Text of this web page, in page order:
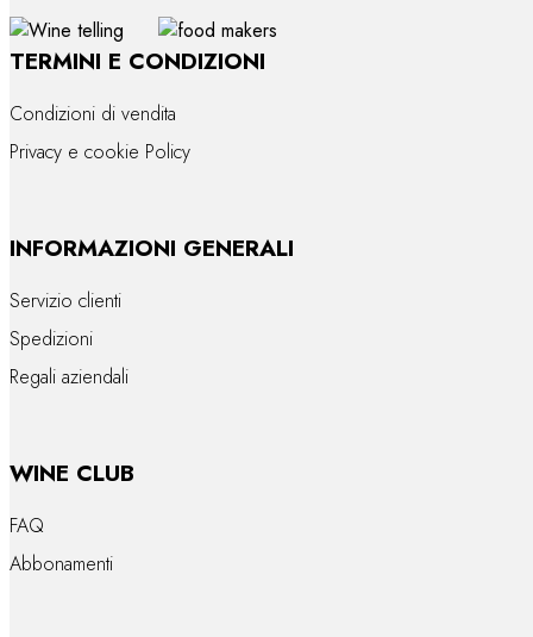
TERMINI E CONDIZIONI
Condizioni di vendita
Privacy e cookie Policy
INFORMAZIONI GENERALI
Servizio clienti
Spedizioni
Regali aziendali
WINE CLUB
FAQ
Abbonamenti